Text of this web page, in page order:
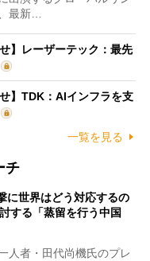
最新…
】レーザーテック：最先
】TDK：AIインフラを支
一覧を見る
チ
に世界はどう対応するの
する「蒸留を行う中国
人者・田代尚機氏のプレ